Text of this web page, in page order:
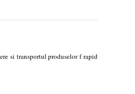
si transportul produselor f rapid